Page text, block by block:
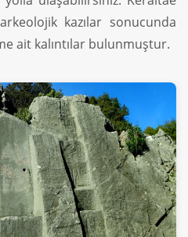
kazılar sonucunda
ait kalıntılar bulunmuştur.